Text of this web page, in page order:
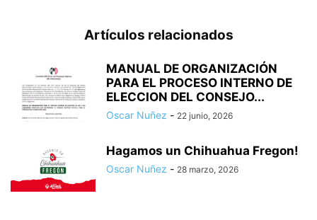
Artículos relacionados
MANUAL DE ORGANIZACIÓN
PARA EL PROCESO INTERNO DE
ELECCION DEL CONSEJO...
Oscar Nuñez - 22 junio, 2026
Hagamos un Chihuahua Fregon!
Oscar Nuñez - 28 marzo, 2026